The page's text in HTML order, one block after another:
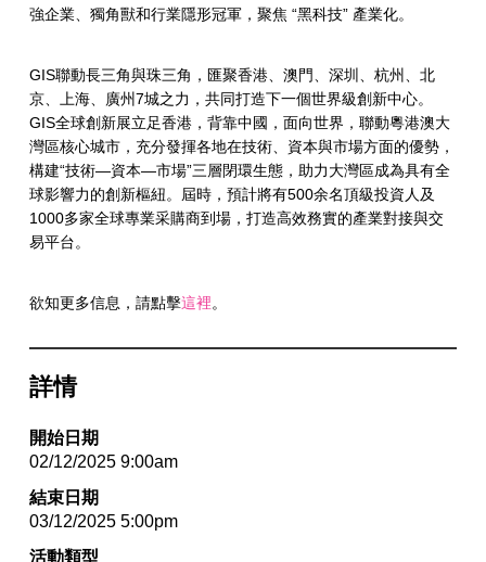
強企業、獨角獸和行業隱形冠軍，聚焦 “黑科技” 產業化。
GIS聯動長三角與珠三角，匯聚香港、澳門、深圳、杭州、北
京、上海、廣州7城之力，共同打造下一個世界級創新中心。
GIS全球創新展立足香港，背靠中國，面向世界，聯動粵港澳大
灣區核心城市，充分發揮各地在技術、資本與市場方面的優勢，
構建“技術—資本—市場”三層閉環生態，助力大灣區成為具有全
球影響力的創新樞紐。屆時，預計將有500余名頂級投資人及
1000多家全球專業采購商到場，打造高效務實的產業對接與交
易平台。
欲知更多信息，請點擊這裡。
詳情
開始日期
02/12/2025 9:00am
結束日期
03/12/2025 5:00pm
活動類型